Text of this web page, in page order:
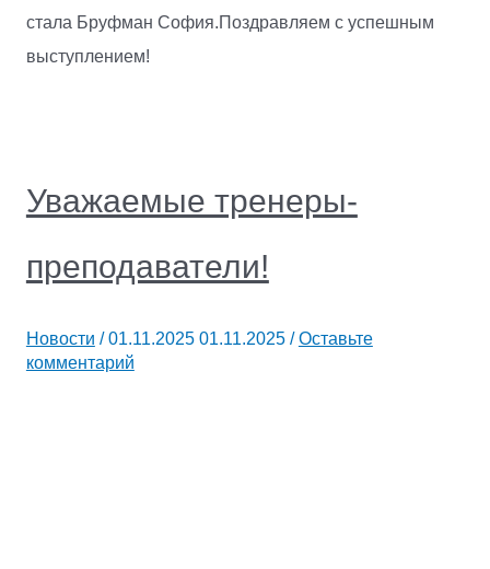
стала Бруфман София.Поздравляем с успешным
выступлением!
Уважаемые тренеры-
преподаватели!
Новости /01.11.202501.11.2025/Оставьте
комментарий